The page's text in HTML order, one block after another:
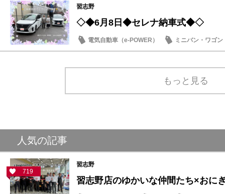
習志野
◇◆6月8日◆セレナ納車式◆◇
電気自動車（e-POWER）
ミニバン・ワゴン
納車式
もっと見る
人気の記事
719
習志野
習志野店のゆかいな仲間たち×おに